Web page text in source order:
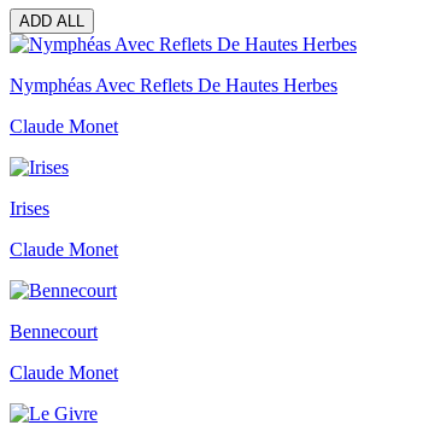
ADD ALL
Nymphéas Avec Reflets De Hautes Herbes
Claude Monet
Irises
Claude Monet
Bennecourt
Claude Monet